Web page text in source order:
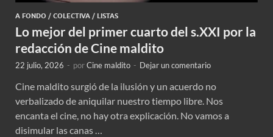
A FONDO / COLECTIVA / LISTAS
Lo mejor del primer cuarto del s.XXI por la
redacción de Cine maldito
22 julio, 2026 - porCine maldito - Dejar un comentario
Cine maldito surgió de la ilusión y un acuerdo no
verbalizado de aniquilar nuestro tiempo libre. Nos
encanta el cine, no hay otra explicación. No vamos a
disimular las canas …